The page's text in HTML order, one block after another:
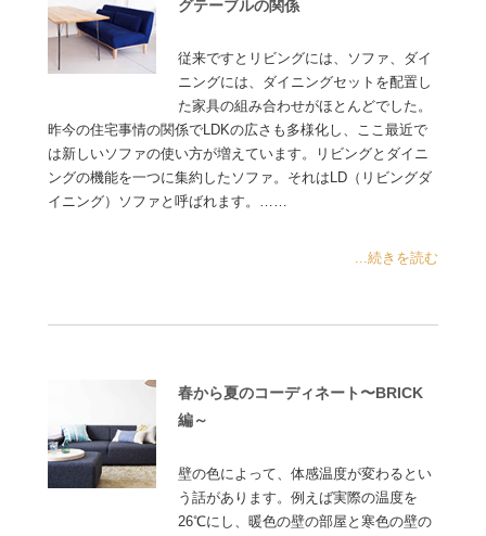
グテーブルの関係
従来ですとリビングには、ソファ、ダイ
ニングには、ダイニングセットを配置し
た家具の組み合わせがほとんどでした。
昨今の住宅事情の関係でLDKの広さも多様化し、ここ最近で
は新しいソファの使い方が増えています。リビングとダイニ
ングの機能を一つに集約したソファ。それはLD（リビングダ
イニング）ソファと呼ばれます。……
...続きを読む
春から夏のコーディネート〜BRICK
編～
壁の色によって、体感温度が変わるとい
う話があります。例えば実際の温度を
26℃にし、暖色の壁の部屋と寒色の壁の